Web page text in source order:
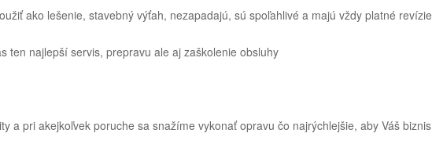
ako lešenie, stavebný výťah, nezapadajú, sú spoľahlivé a majú vždy platné revízie
ten najlepší servis, prepravu ale aj zaškolenie obsluhy
a pri akejkoľvek poruche sa snažíme vykonať opravu čo najrýchlejšie, aby Váš biznis